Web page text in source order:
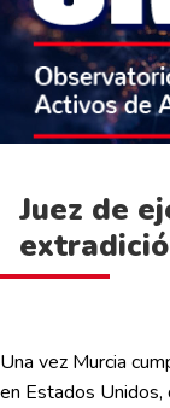
Juez de
Una vez Murcia
en Estados Unidos,